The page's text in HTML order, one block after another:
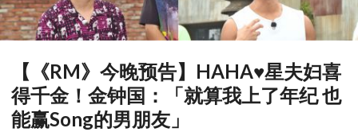
【《RM》今晚预告】HAHA♥星夫妇喜
得千金！金钟国：「就算我上了年纪 也
能赢Song的男朋友」